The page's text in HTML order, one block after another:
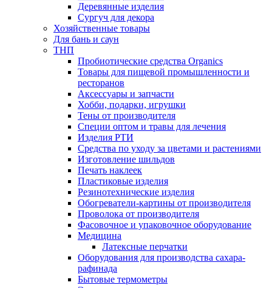
Деревянные изделия
Сургуч для декора
Хозяйственные товары
Для бань и саун
ТНП
Пробиотические средства Organics
Товары для пищевой промышленности и
ресторанов
Аксессуары и запчасти
Хобби, подарки, игрушки
Тены от производителя
Специи оптом и травы для лечения
Изделия РТИ
Средства по уходу за цветами и растениями
Изготовление шильдов
Печать наклеек
Пластиковые изделия
Резинотехнические изделия
Обогреватели-картины от производителя
Проволока от производителя
Фасовочное и упаковочное оборудование
Медицина
Латексные перчатки
Оборудования для производства сахара-
рафинада
Бытовые термометры